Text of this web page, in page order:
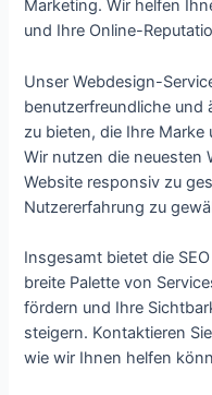
Marketing. Wir helfen
und Ihre Online-
Unser Webdesign-
benutzerfreundliche und
zu bieten, die Ihre
Wir nutzen die neuesten
Website responsiv zu
Nutzererfahrung zu
Insgesamt bietet die
breite Palette von
fördern und Ihre
steigern. Kontaktieren
wie wir Ihnen helfen